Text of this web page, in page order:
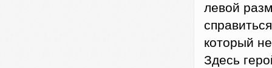
левой
который
Здесь